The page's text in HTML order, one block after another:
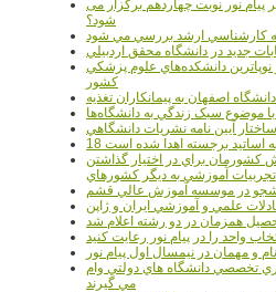
پیام نور نوبت چهاردهم برگزار می
شود؟
جديد در دانشگاه محقق اردبيلي
از نوپاترين دانشکده‌هاي علوم پزشکي
کشور
اصفهان به پيمانکاران تغذيه
آيين نامه نشريات دانشگاهي
اساتيد برجسته اهدا شده است
کشورمان براي در اختيار گذاشتن
تجربيات آموزشي به ديگر کشورهاي
در موسسه آموزش عالي قشم
علمي و آموزشي ايران و ژاپن
همزمان در دو رشته اعلام شد
واحد را در پیام نور رعایت کنید
و مهمان در نیمسال اول پیام نور
تخصصي دانشگاه هاي دولتي وام
مي گيرند